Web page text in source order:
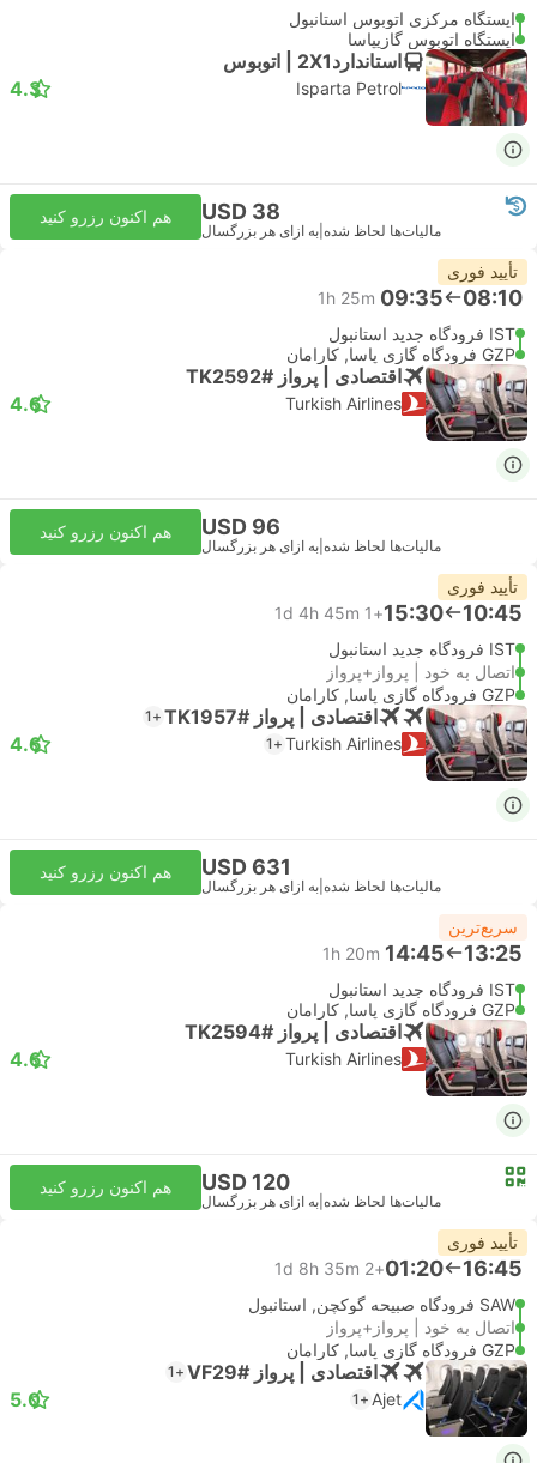
ایستگاه مرکزی اتوبوس استانبول
ایستگاه اتوبوس گازیپاسا
استاندارد2X1 | اتوبوس
Isparta Petrol
4.3
USD 38
مالیات‌ها لحاظ شده به ازای هر بزرگسال
هم اکنون رزرو کنید
تأیید فوری
08:10
09:35
1h 25m
IST فرودگاه جدید استانبول
GZP فرودگاه گازی پاسا, کارامان
اقتصادی | پرواز #TK2592
Turkish Airlines
4.6
USD 96
مالیات‌ها لحاظ شده به ازای هر بزرگسال
هم اکنون رزرو کنید
تأیید فوری
10:45
15:30
+1
1d 4h 45m
IST فرودگاه جدید استانبول
اتصال به خود | پرواز+پرواز
GZP فرودگاه گازی پاسا, کارامان
اقتصادی | پرواز #TK1957 +1
Turkish Airlines
+1
4.6
USD 631
مالیات‌ها لحاظ شده به ازای هر بزرگسال
هم اکنون رزرو کنید
سریع‌ترین
13:25
14:45
1h 20m
IST فرودگاه جدید استانبول
GZP فرودگاه گازی پاسا, کارامان
اقتصادی | پرواز #TK2594
Turkish Airlines
4.6
USD 120
مالیات‌ها لحاظ شده به ازای هر بزرگسال
هم اکنون رزرو کنید
تأیید فوری
16:45
01:20
+2
1d 8h 35m
SAW فرودگاه صبیحه گوکچن, استانبول
اتصال به خود | پرواز+پرواز
GZP فرودگاه گازی پاسا, کارامان
اقتصادی | پرواز #VF29 +1
Ajet
+1
5.0